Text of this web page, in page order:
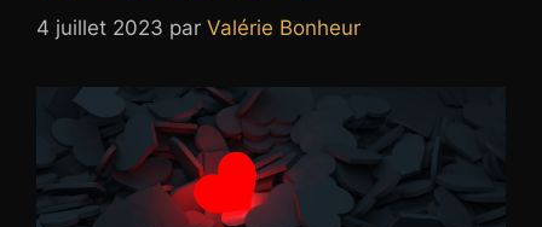
4 juillet 2023 par Valérie Bonheur